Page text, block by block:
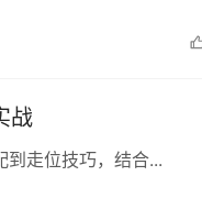
战
走位技巧，结合...